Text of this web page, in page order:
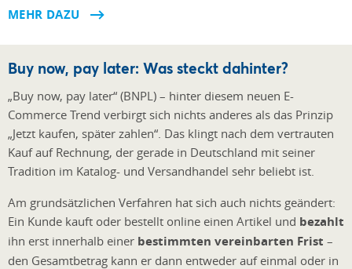
MEHR DAZU
Buy now, pay later: Was steckt dahinter?
„Buy now, pay later“ (BNPL) – hinter diesem neuen E-
Commerce Trend verbirgt sich nichts anderes als das Prinzip
„Jetzt kaufen, später zahlen“. Das klingt nach dem vertrauten
Kauf auf Rechnung, der gerade in Deutschland mit seiner
Tradition im Katalog- und Versandhandel sehr beliebt ist.
Am grundsätzlichen Verfahren hat sich auch nichts geändert:
Ein Kunde kauft oder bestellt online einen Artikel und bezahlt
ihn erst innerhalb einer bestimmten vereinbarten Frist –
den Gesamtbetrag kann er dann entweder auf einmal oder in